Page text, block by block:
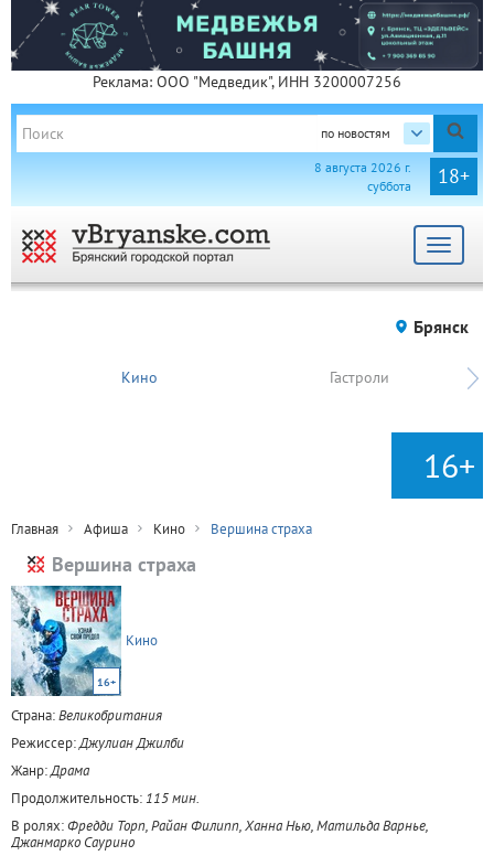
Реклама: ООО "Медведик", ИНН 3200007256
по новостям
18+
8 августа 2026 г.
суббота
Toggle
Брянск
Кино Гастроли
16+
Главная Афиша Кино Вершина страха
Вершина страха
16+
Кино
Страна:Великобритания
Режиссер:Джулиан Джилби
Жанр:Драма
Продолжительность: 115 мин.
В ролях:Фредди Торп, Райан Филипп, Ханна Нью, Матильда Варнье,
Джанмарко Саурино